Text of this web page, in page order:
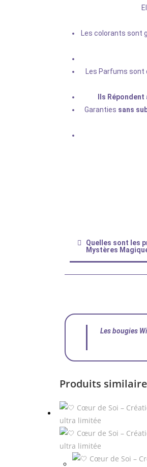
Les colorants sont
Les Parfums sont
Ils
Garanties sans
Quelles sont les
Mystères
Les bougies
Produits